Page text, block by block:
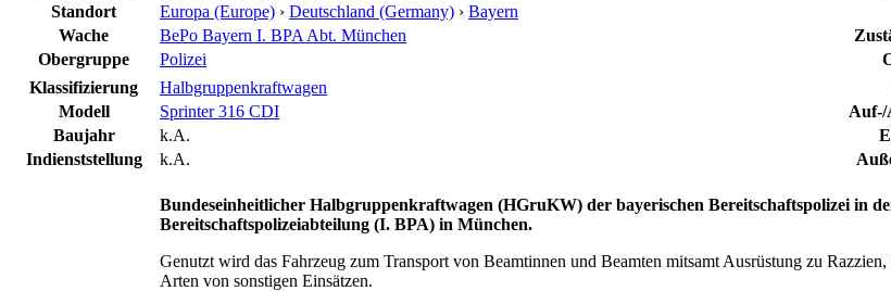
Standort
Europa (Europe) › Deutschland (Germany) › Bayern
Wache
BePo Bayern I. BPA Abt. München
Obergruppe
Polizei
Klassifizierung
Halbgruppenkraftwagen
Modell
Sprinter 316 CDI Auf-/
Baujahr
k.A.
Indienststellung
k.A.
Bundeseinheitlicher Halbgruppenkraftwagen (HGruKW) der bayerischen Bereitschaftspolizei in
Bereitschaftspolizeiabteilung (I. BPA) in München.
Genutzt wird das Fahrzeug zum Transport von Beamtinnen und Beamten mitsamt Ausrüstung zu
Arten von sonstigen Einsätzen.